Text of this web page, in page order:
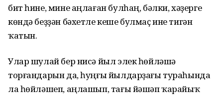
бит һине, мине аңлаған булһаң, бәлки, хәҙерге
көндә беҙҙән бәхетле кеше булмаҫ ине тигән
ҡатын.
Улар шулай бер нисә йыл элек һөйләшә
торғандарын да, һуңғы йылдарҙағы тураһында
ла һөйләшеп, аңлашып, тағы йәшәп ҡарайыҡ